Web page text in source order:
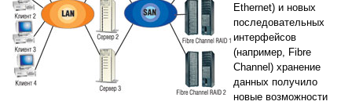
Ethernet) и новых
последовательных
интерфейсов
(например, Fibre
Channel) хранение
данных получило
новые возможности